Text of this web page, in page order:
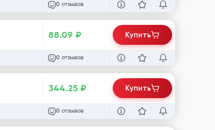
0 отзывов
88.09 ₽
0 отзывов
Купить
344.25 ₽
0 отзывов
Купить